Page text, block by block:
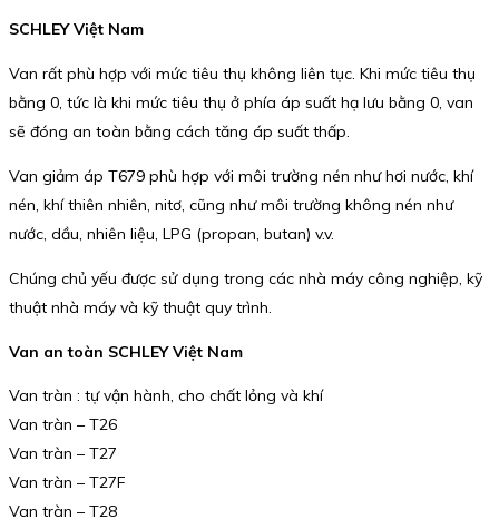
SCHLEY Việt Nam
Van rất phù hợp với mức tiêu thụ không liên tục. Khi mức tiêu thụ
bằng 0, tức là khi mức tiêu thụ ở phía áp suất hạ lưu bằng 0, van
sẽ đóng an toàn bằng cách tăng áp suất thấp.
Van giảm áp T679 phù hợp với môi trường nén như hơi nước, khí
nén, khí thiên nhiên, nitơ, cũng như môi trường không nén như
nước, dầu, nhiên liệu, LPG (propan, butan) v.v.
Chúng chủ yếu được sử dụng trong các nhà máy công nghiệp, kỹ
thuật nhà máy và kỹ thuật quy trình.
Van an toàn SCHLEY Việt Nam
Van tràn : tự vận hành, cho chất lỏng và khí
Van tràn – T26
Van tràn – T27
Van tràn – T27F
Van tràn – T28